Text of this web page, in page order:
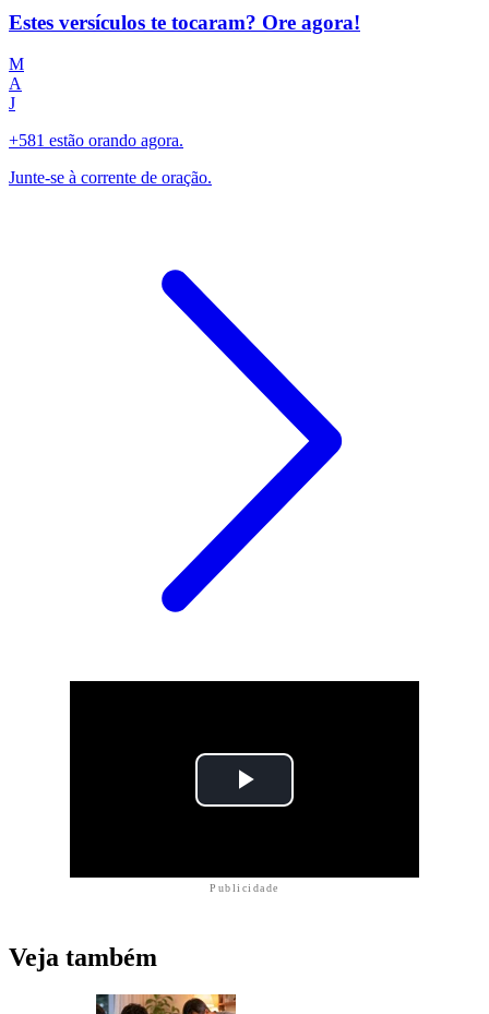
Estes versículos te tocaram? Ore agora!
M
A
J
+581 estão orando agora.
Junte-se à corrente de oração.
Publicidade
Veja também